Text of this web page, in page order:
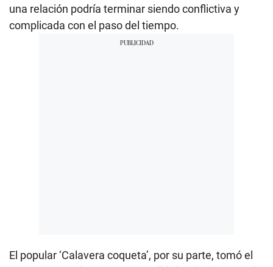
una relación podría terminar siendo conflictiva y
complicada con el paso del tiempo.
El popular ‘Calavera coqueta’, por su parte, tomó el